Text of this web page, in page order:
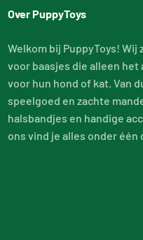
Over PuppyToys
Welkom bij PuppyToys! Wij
voor baasjes die alleen
voor hun hond of kat. Van
speelgoed en zachte
halsbandjes en handige
ons vind je alles onder één